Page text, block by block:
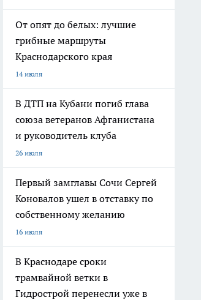
От опят до белых: лучшие
грибные маршруты
Краснодарского края
14 июля
В ДТП на Кубани погиб глава
союза ветеранов Афганистана
и руководитель клуба
26 июля
Первый замглавы Сочи Сергей
Коновалов ушел в отставку по
собственному желанию
16 июля
В Краснодаре сроки
трамвайной ветки в
Гидрострой перенесли уже в